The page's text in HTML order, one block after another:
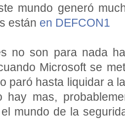
mundo generó
están en DEFCON1
no son para nada
Microsoft se
paró hasta liquidar a
hay mas,
mundo de la